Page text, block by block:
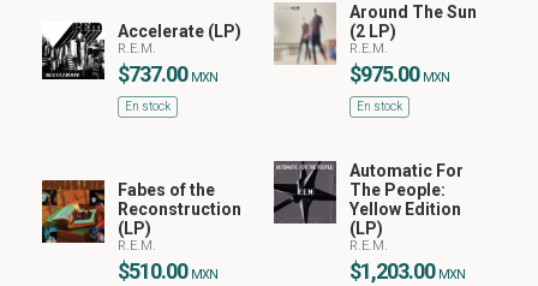
Accelerate (LP)
R.E.M.
$737.00 MXN
En stock
Around The Sun
(2 LP)
R.E.M.
$975.00 MXN
En stock
Fabes of the
Reconstruction
(LP)
R.E.M.
$510.00 MXN
Automatic For
The People:
Yellow Edition
(LP)
R.E.M.
$1,203.00 MXN